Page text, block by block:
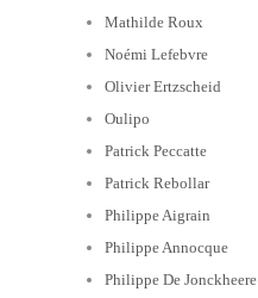
Mathilde Roux
Noémi Lefebvre
Olivier Ertzscheid
Oulipo
Patrick Peccatte
Patrick Rebollar
Philippe Aigrain
Philippe Annocque
Philippe De Jonckheere